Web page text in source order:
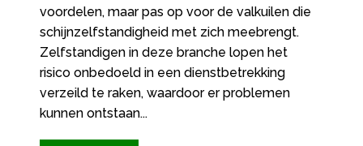
voordelen, maar pas op voor de valkuilen die
schijnzelfstandigheid met zich meebrengt.​
Zelfstandigen in deze branche lopen het
risico onbedoeld in een dienstbetrekking
verzeild te raken, waardoor er problemen
kunnen ontstaan...